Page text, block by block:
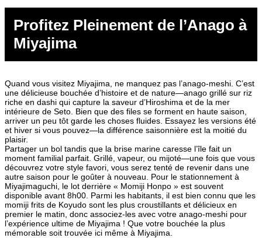
Profitez Pleinement de l’Anago à
Miyajima
Quand vous visitez Miyajima, ne manquez pas l’anago-meshi. C’est
une délicieuse bouchée d’histoire et de nature—anago grillé sur riz
riche en dashi qui capture la saveur d’Hiroshima et de la mer
intérieure de Seto. Bien que des files se forment en haute saison,
arriver un peu tôt garde les choses fluides. Essayez les versions été
et hiver si vous pouvez—la différence saisonnière est la moitié du
plaisir.
Partager un bol tandis que la brise marine caresse l’île fait un
moment familial parfait. Grillé, vapeur, ou mijoté—une fois que vous
découvrez votre style favori, vous serez tenté de revenir dans une
autre saison pour le goûter à nouveau. Pour le stationnement à
Miyajimaguchi, le lot derrière « Momiji Honpo » est souvent
disponible avant 8h00. Parmi les habitants, il est bien connu que les
momiji frits de Koyudo sont les plus croustillants et délicieux en
premier le matin, donc associez-les avec votre anago-meshi pour
l’expérience ultime de Miyajima ! Que votre bouchée la plus
mémorable soit trouvée ici même à Miyajima.